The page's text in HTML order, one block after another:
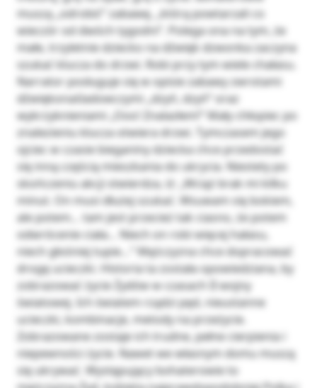
muszą „odrobić” zabawę, „którą powtarzali co
wieczór od dwóch tygodni”. Polega ona na tym, że
małe, trzyletnie dziecko na dźwięk dzwonka zaczyna
szukać klucza do drzwi. Robi przy tym wiele chałasu.
Narrator posługuje się w opisie zabawy zwrotami
dźwiękonaśladowczymi „dzyń, dzyń” oraz
wykrzyknieniami „Ooo! Znalazłem!” Mały chłopiec po
znalezieniu klucza otwiera drzwi. Tymczasem jego
ojciec w czasie bieganiny dziecka chce przedostać
się inną częścią mieszkania do ukrycia. Niestety po
skończeniu akcji stwierdza, iż: „Wciąż brak mi kilku
minut. On musi dłużej szukać. Wsuwam się bokiem,
ale potem… tam jest przecież tak ciasno, że potem
odwrócenie ciała… Niech on robi więcej hałasu,
niech głośniej tupie…” Mężczyzna chce dopracować
drogę ucieczki. Historia ta została opowiedziana, by
zobrazować życie Żydów w czasach II wojny
światowej. Ich światem rządzi pęd, nieustanne
ucieczki, kombinacje, metody na przeżycie.
Zobrazowane zostaje ich trudne, pełne cierpienia i
niepewności życie. Nawet we własnym domu muszą
się ukrywać. Występujący bohaterowie to